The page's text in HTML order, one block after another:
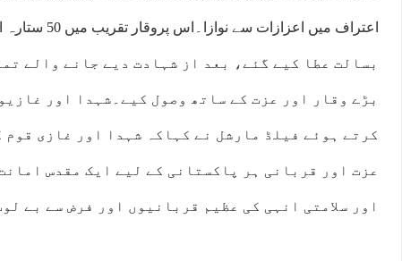
بسالت عطا کیے گئے، بعد از شہادت دیے جانے والے
بڑے وقار اور عزت کے ساتھ وصول کیے۔شہدا اور
کرتے ہوئے فیلڈ مارشل نے کہاکہ شہدا اور غازی قوم
عزت اور قربانی ہر پاکستانی کے لیے ایک مقدس
اور سلامتی انہی کی عظیم قربانیوں اور فرض سے بے